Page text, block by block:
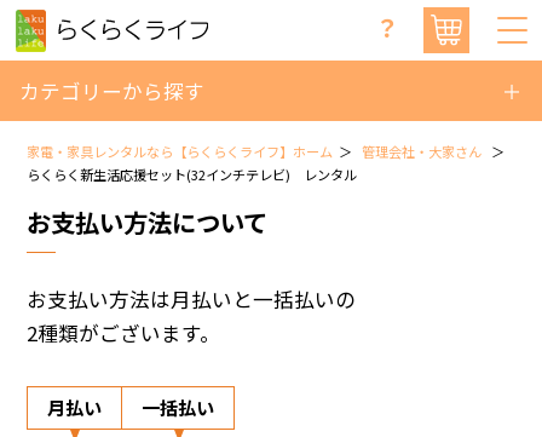
？
カテゴリーから探す
家電・家具レンタルなら【らくらくライフ】ホーム
管理会社・大家さん
らくらく新生活応援セット(32インチテレビ) レンタル
お支払い方法について
お支払い方法は月払いと一括払いの
2種類がございます。
月払い 一括払い